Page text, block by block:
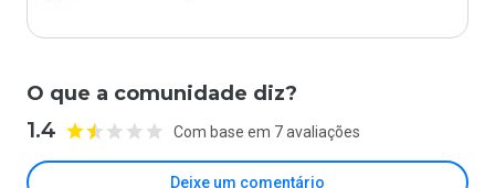
O que a comunidade diz?
1.4 Com base em 7 avaliações
Deixe um comentário